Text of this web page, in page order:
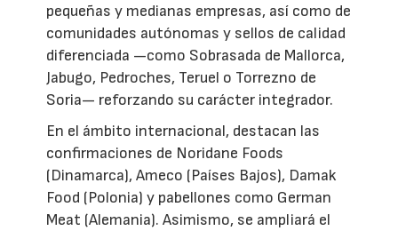
pequeñas y medianas empresas, así como de
comunidades autónomas y sellos de calidad
diferenciada —como Sobrasada de Mallorca,
Jabugo, Pedroches, Teruel o Torrezno de
Soria— reforzando su carácter integrador.
En el ámbito internacional, destacan las
confirmaciones de Noridane Foods
(Dinamarca), Ameco (Países Bajos), Damak
Food (Polonia) y pabellones como German
Meat (Alemania). Asimismo, se ampliará el